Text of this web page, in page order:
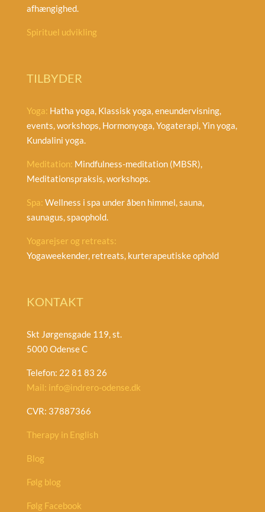
afhængighed.
Spirituel udvikling
TILBYDER
Yoga: Hatha yoga, Klassisk yoga, eneundervisning,
events, workshops, Hormonyoga, Yogaterapi, Yin yoga,
Kundalini yoga.
Meditation: Mindfulness-meditation (MBSR),
Meditationspraksis, workshops.
Spa: Wellness i spa under åben himmel, sauna,
saunagus, spaophold.
Yogarejser og retreats:
Yogaweekender, retreats, kurterapeutiske ophold
KONTAKT
Skt Jørgensgade 119, st.
5000 Odense C
Telefon: 22 81 83 26
Mail: info@indrero-odense.dk
CVR: 37887366
Therapy in English
Blog
Følg blog
Følg Facebook